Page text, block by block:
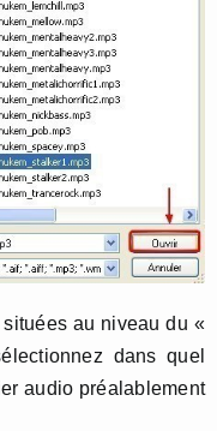
au niveau du «
dans quel
audio préalablement